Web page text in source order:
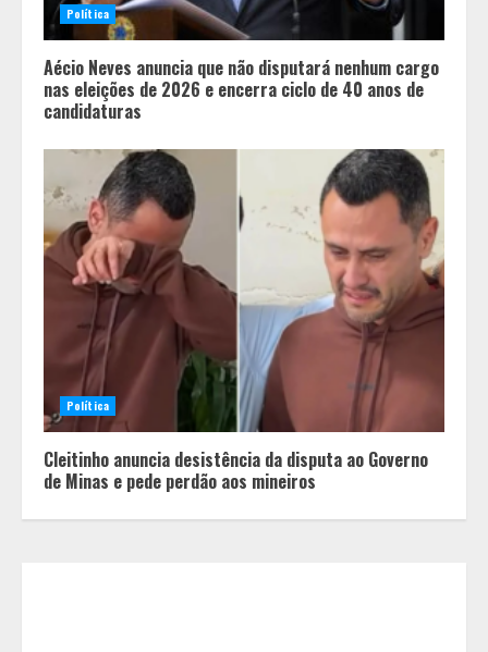
Política
Aécio Neves anuncia que não disputará nenhum cargo
nas eleições de 2026 e encerra ciclo de 40 anos de
candidaturas
Política
Cleitinho anuncia desistência da disputa ao Governo
de Minas e pede perdão aos mineiros
2
Minas+Doce- Feira e Festival da
Doçaria e Confeitaria Mineira
de Dublin sob vigilância